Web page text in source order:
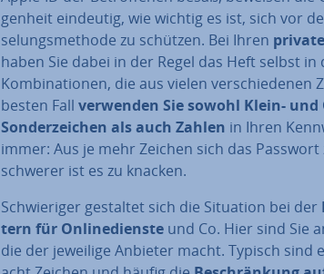
gen­heit eindeutig, wie wichtig es ist, sich vor
se­lungs­me­tho­de zu schützen. Bei Ihren
haben Sie dabei in der Regel das Heft selbst in
Kom­bi­na­tio­nen, die aus vielen ver­schie­de­nen
besten Fall verwenden Sie sowohl Klein-
Son­der­zei­chen als auch Zahlen in Ihren
immer: Aus je mehr Zeichen sich das
schwerer ist es zu knacken.
Schwie­ri­ger gestaltet sich die Situation bei der
tern für On­line­diens­te und Co. Hier sind Sie
die der jeweilige Anbieter macht. Typisch sind